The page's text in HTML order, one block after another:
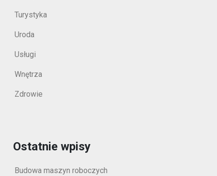
Turystyka
Uroda
Usługi
Wnętrza
Zdrowie
Ostatnie wpisy
Budowa maszyn roboczych